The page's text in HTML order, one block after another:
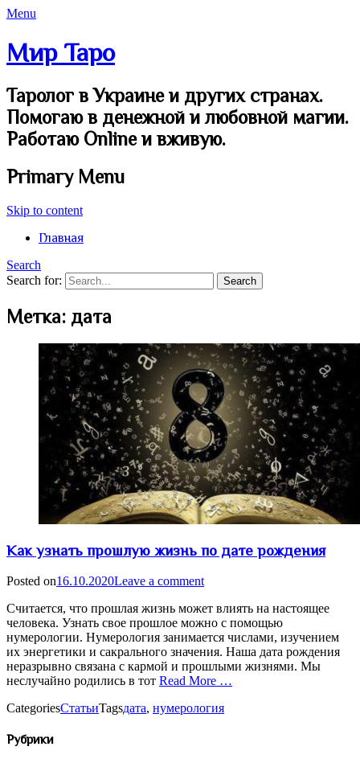
Menu
Мир Таро
Таролог в Украине и других странах.
Помогаю в денежной и любовной магии.
Работаю Online и вживую.
Primary Menu
Skip to content
Главная
Search
Search for:
Метка: дата
Как узнать прошлую жизнь по дате рождения
Posted on16.10.2020Leave a comment
Считается, что прошлая жизнь может влиять на настоящее
человека. Узнать свое прошлое можно с помощью
нумерологии. Нумерология занимается числами, изучением
их энергетики и сакрального значения. Наша дата рождения
неразрывно связана с кармой и прошлыми жизнями. Мы
неслучайно родились в тот Read More …
CategoriesСтатьиTagsдата, нумерология
Рубрики